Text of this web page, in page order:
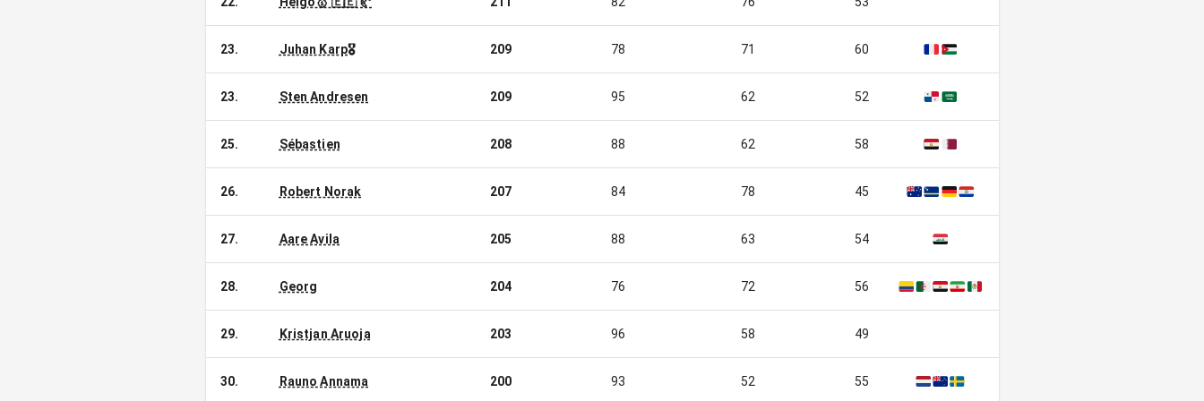
23. Juhan Karp🎖️ 209 78 71 60 🇫🇷🇯🇴
23. Sten Andresen 209 95 62 52 🇵🇦🇸🇦
25. Sébastien 208 88 62 58 🇪🇬 🇶🇦
26. Robert Norak 207 84 78 45 🇦🇺🇨🇼🇩🇪🇵🇾
27. Aare Avila 205 88 63 54 🇮🇶
28. Georg 204 76 72 56 🇨🇴🇩🇿 🇪🇬🇮🇷🇲🇽
29. Kristjan Aruoja 203 96 58 49
30. Rauno Annama 200 93 52 55 🇳🇱🇳🇿🇸🇪